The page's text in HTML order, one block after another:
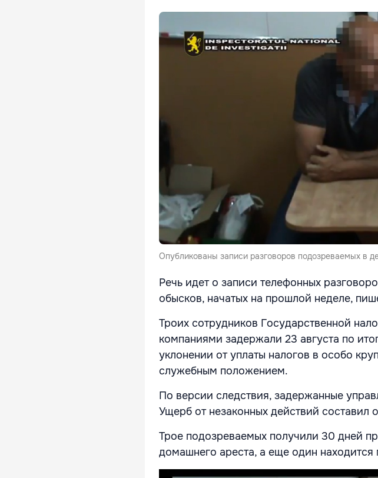
Опубликованы записи разговоров подозреваемых в
Речь идет о записи телефонных
обысков, начатых на прошлой неделе,
Троих сотрудников Государственной
компаниями задержали 23 августа по
уклонении от уплаты налогов в особо
служебным положением.
По версии следствия, задержанные
Ущерб от незаконных действий составил
Трое подозреваемых получили 30 дней
домашнего ареста, а еще один